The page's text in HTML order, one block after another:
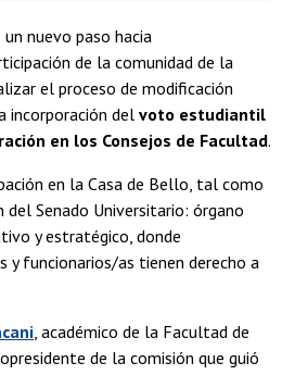
nuevo paso hacia
de la comunidad de la
el proceso de modificación
incorporación del voto estudiantil
en los Consejos de Facultad.
en la Casa de Bello, tal como
Senado Universitario: órgano
y estratégico, donde
y funcionarios/as tienen derecho a
, académico de la Facultad de
de la comisión que guió